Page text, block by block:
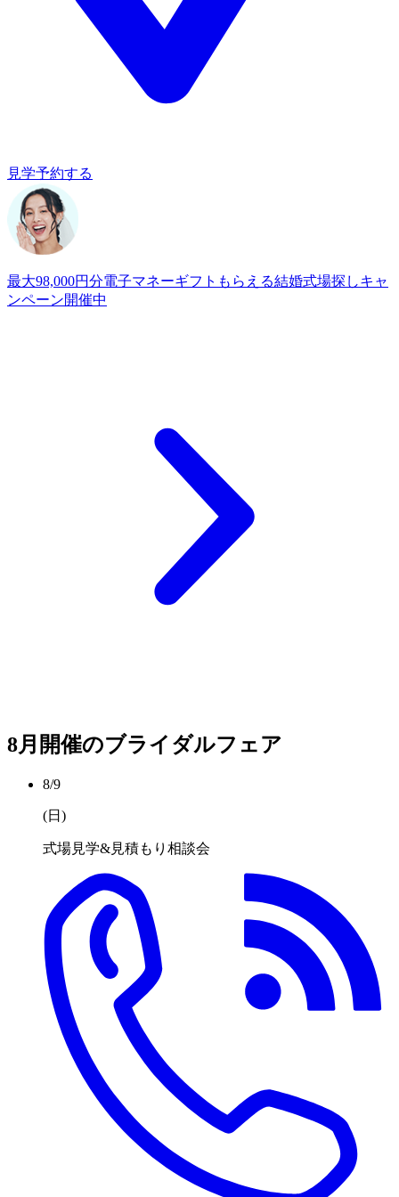
見学予約する
最大98,000円分電子マネーギフトもらえる結婚式場探しキャ
ンペーン開催中
8月開催のブライダルフェア
8/9
(日 )
式場見学&見積もり相談会